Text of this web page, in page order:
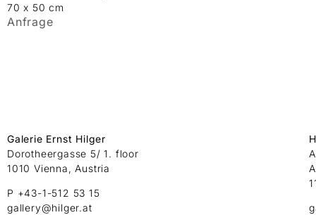
70 x 50 cm
Anfrage
Galerie Ernst Hilger
Dorotheergasse 5/ 1. floor
1010 Vienna, Austria
P +43-1-512 53 15
gallery@hilger.at